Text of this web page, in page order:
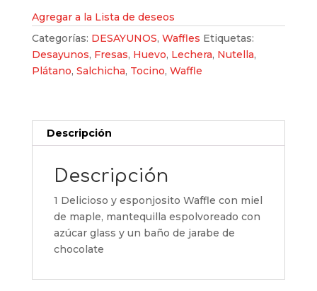
Agregar a la Lista de deseos
Categorías: DESAYUNOS, Waffles Etiquetas:
Desayunos, Fresas, Huevo, Lechera, Nutella,
Plátano, Salchicha, Tocino, Waffle
Descripción
Descripción
1 Delicioso y esponjosito Waffle con miel
de maple, mantequilla espolvoreado con
azúcar glass y un baño de jarabe de
chocolate